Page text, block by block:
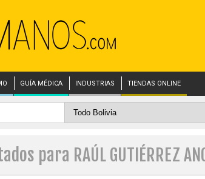
GUÍA MÉDICA INDUSTRIAS TIENDAS ONLINE
para RAÚL GUTIÉRREZ